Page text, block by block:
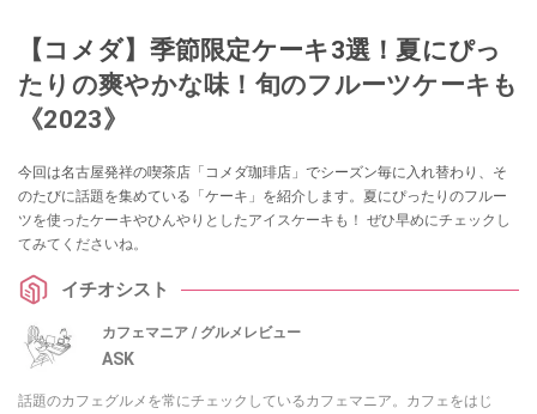
【コメダ】季節限定ケーキ3選！夏にぴっ
たりの爽やかな味！旬のフルーツケーキも
《2023》
今回は名古屋発祥の喫茶店「コメダ珈琲店」でシーズン毎に入れ替わり、そ
のたびに話題を集めている「ケーキ」を紹介します。夏にぴったりのフルー
ツを使ったケーキやひんやりとしたアイスケーキも！ ぜひ早めにチェックし
てみてくださいね。
イチオシスト
カフェマニア / グルメレビュー
ASK
話題のカフェグルメを常にチェックしているカフェマニア。カフェをはじ